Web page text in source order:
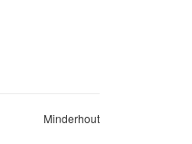
Minderhout